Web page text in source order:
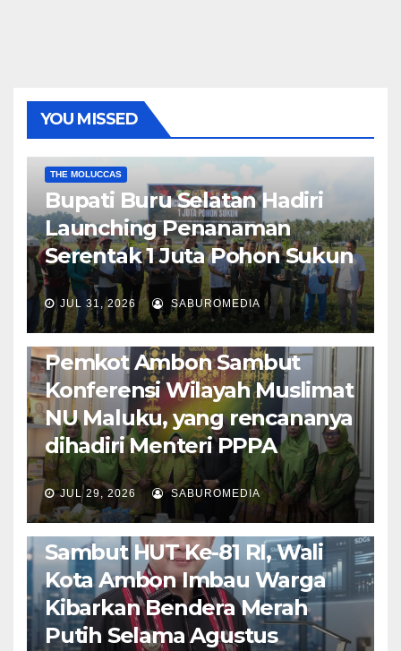
YOU MISSED
THE MOLUCCAS
Bupati Buru Selatan Hadiri
Launching Penanaman
Serentak 1 Juta Pohon Sukun
JUL 31, 2026 SABUROMEDIA
AMBON METRO JURNALISME AKTIVIS
POLITIK & PEMERINTAHAN
Pemkot Ambon Sambut
Konferensi Wilayah Muslimat
NU Maluku, yang rencananya
dihadiri Menteri PPPA
JUL 29, 2026 SABUROMEDIA
AMBON METRO POLITIK & PEMERINTAHAN
Sambut HUT Ke-81 RI, Wali
Kota Ambon Imbau Warga
Kibarkan Bendera Merah
Putih Selama Agustus